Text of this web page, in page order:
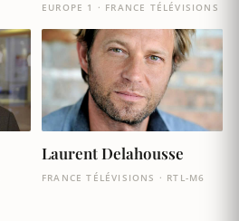
EUROPE 1 · FRANCE TÉLÉVISIONS
Laurent Delahousse
FRANCE TÉLÉVISIONS · RTL-M6